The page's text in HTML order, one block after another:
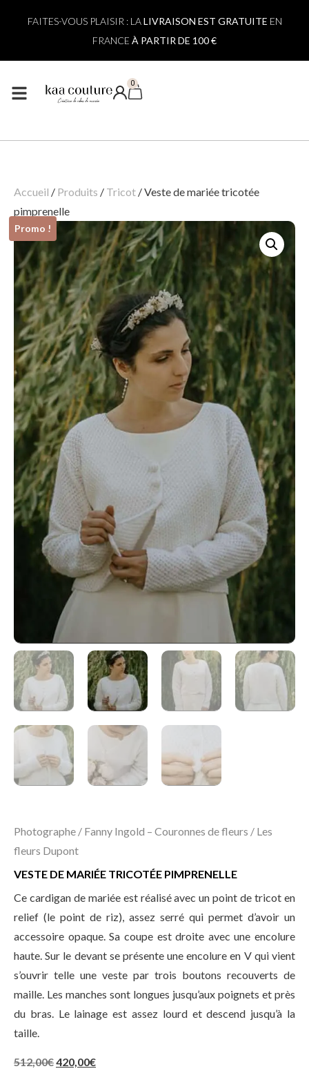
FAITES-VOUS PLAISIR : LALIVRAISON EST GRATUITE EN
FRANCE À PARTIR DE 100 €
0
Accueil / Produits / Tricot /Veste de mariée tricotée
pimprenelle
Promo !
Photographe / Fanny Ingold – Couronnes de fleurs / Les
fleurs Dupont
VESTE DE MARIÉE TRICOTÉE PIMPRENELLE
Ce cardigan de mariée est réalisé avec un point de tricot en
relief (le point de riz), assez serré qui permet d’avoir un
accessoire opaque. Sa coupe est droite avec une encolure
haute. Sur le devant se présente une encolure en V qui vient
s’ouvrir telle une veste par trois boutons recouverts de
maille. Les manches sont longues jusqu’aux poignets et près
du bras. Le lainage est assez lourd et descend jusqu’à la
taille.
512,00€420,00€